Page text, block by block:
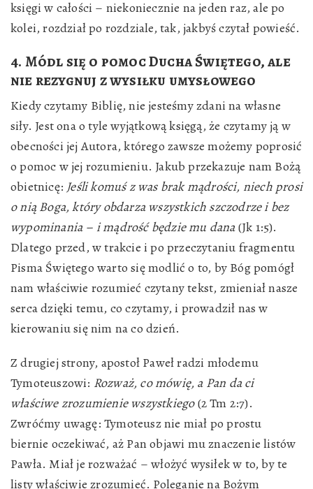
księgi w całości – niekoniecznie na jeden raz, ale po
kolei, rozdział po rozdziale, tak, jakbyś czytał powieść.
4. Módl się o pomoc Ducha Świętego, ale
nie rezygnuj z wysiłku umysłowego
Kiedy czytamy Biblię, nie jesteśmy zdani na własne
siły. Jest ona o tyle wyjątkową księgą, że czytamy ją w
obecności jej Autora, którego zawsze możemy poprosić
o pomoc w jej rozumieniu. Jakub przekazuje nam Bożą
obietnicę: Jeśli komuś z was brak mądrości, niech prosi
o nią Boga, który obdarza wszystkich szczodrze i bez
wypominania – i mądrość będzie mu dana(Jk 1:5).
Dlatego przed, w trakcie i po przeczytaniu fragmentu
Pisma Świętego warto się modlić o to, by Bóg pomógł
nam właściwie rozumieć czytany tekst, zmieniał nasze
serca dzięki temu, co czytamy, i prowadził nas w
kierowaniu się nim na co dzień.
Z drugiej strony, apostoł Paweł radzi młodemu
Tymoteuszowi: Rozważ, co mówię, a Pan da ci
właściwe zrozumienie wszystkiego(2 Tm 2:7).
Zwróćmy uwagę: Tymoteusz nie miał po prostu
biernie oczekiwać, aż Pan objawi mu znaczenie listów
Pawła. Miał je rozważać – włożyć wysiłek w to, by te
listy właściwie zrozumieć. Poleganie na Bożym